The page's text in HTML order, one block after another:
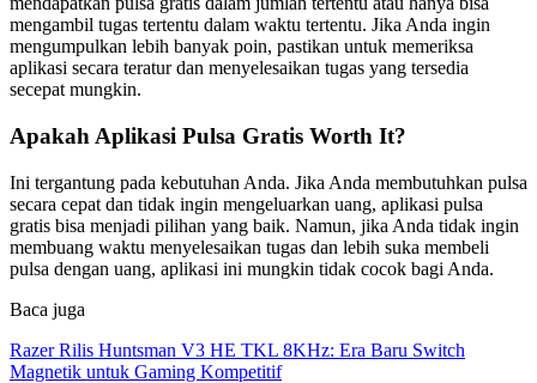
mengambil tugas tertentu dalam waktu tertentu. Jika Anda ingin
mengumpulkan lebih banyak poin, pastikan untuk memeriksa
aplikasi secara teratur dan menyelesaikan tugas yang tersedia
secepat mungkin.
Apakah Aplikasi Pulsa Gratis Worth It?
Ini tergantung pada kebutuhan Anda. Jika Anda membutuhkan pulsa
secara cepat dan tidak ingin mengeluarkan uang, aplikasi pulsa
gratis bisa menjadi pilihan yang baik. Namun, jika Anda tidak ingin
membuang waktu menyelesaikan tugas dan lebih suka membeli
pulsa dengan uang, aplikasi ini mungkin tidak cocok bagi Anda.
Baca juga
Razer Rilis Huntsman V3 HE TKL 8KHz: Era Baru Switch
Magnetik untuk Gaming Kompetitif